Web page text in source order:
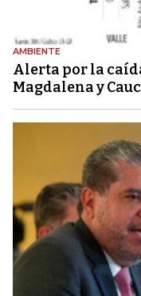
AMBIENTE
Alerta por la
Magdalena y